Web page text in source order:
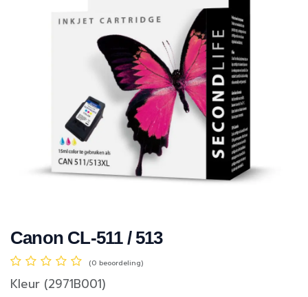
Canon CL-511 / 513
(0 beoordeling)
Kleur (2971B001)